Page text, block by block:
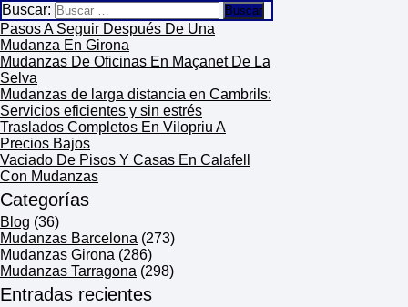
Buscar:
Pasos A Seguir Después De Una
Mudanza En Girona
Mudanzas De Oficinas En Maçanet De La
Selva
Mudanzas de larga distancia en Cambrils:
Servicios eficientes y sin estrés
Traslados Completos En Vilopriu A
Precios Bajos
Vaciado De Pisos Y Casas En Calafell
Con Mudanzas
Categorías
Blog (36)
Mudanzas Barcelona (273)
Mudanzas Girona (286)
Mudanzas Tarragona (298)
Entradas recientes